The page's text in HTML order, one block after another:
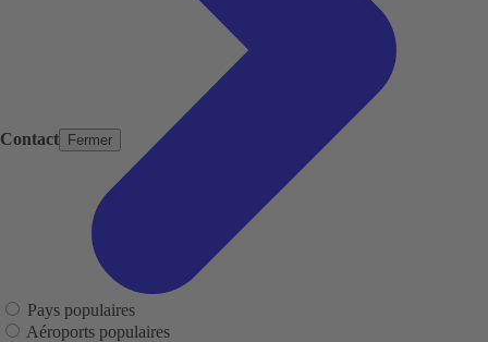
Contact Fermer
Pays populaires
Aéroports populaires